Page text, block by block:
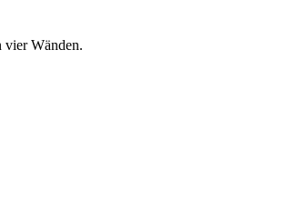
vier Wänden.